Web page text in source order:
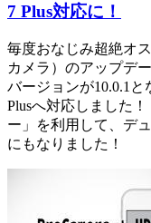
7 Plus対応に！
毎度おなじみ超絶オ
カメラ）のアップデ
バージョンが10.0.1と
Plusへ対応しました！
ー」を利用して、デ
にもなりました！